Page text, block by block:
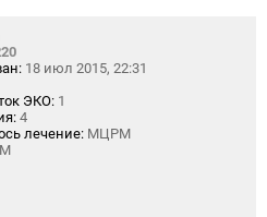
18 июл 2015, 22:31
ЭКО: 1
4
лечение: МЦРМ